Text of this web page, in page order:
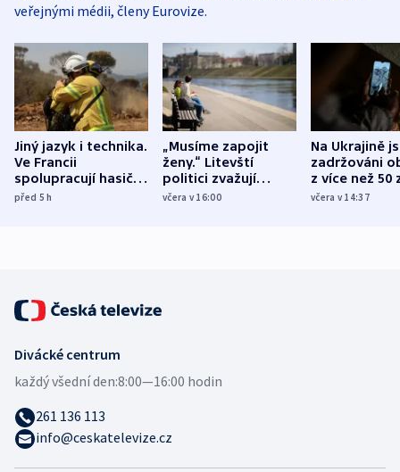
veřejnými médii, členy Eurovize.
Jiný jazyk i technika.
Ve Francii
spolupracují hasiči z
různých zemí
před 5h
„Musíme zapojit
ženy.“ Litevští
politici zvažují
dohodu o
včera v 16:00
Na Ukrajině
zadržováni
z více než 50
Bojovali na
včera v 14:37
Divácké centrum
každý všední den:8:00—16:00 hodin
261 136 113
info@ceskatelevize.cz